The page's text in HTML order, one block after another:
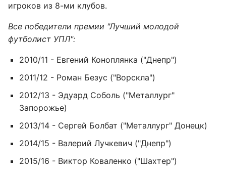
игроков из 8-ми клубов.
Все победители премии "Лучший молодой
футболист УПЛ":
2010/11 - Евгений Коноплянка ("Днепр")
2011/12 - Роман Безус ("Ворскла")
2012/13 - Эдуард Соболь ("Металлург"
Запорожье)
2013/14 - Сергей Болбат ("Металлург" Донецк)
2014/15 - Валерий Лучкевич ("Днепр")
2015/16 - Виктор Коваленко ("Шахтер")